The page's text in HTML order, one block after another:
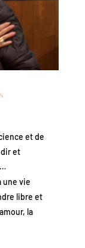
et de
et
une vie
libre et
la